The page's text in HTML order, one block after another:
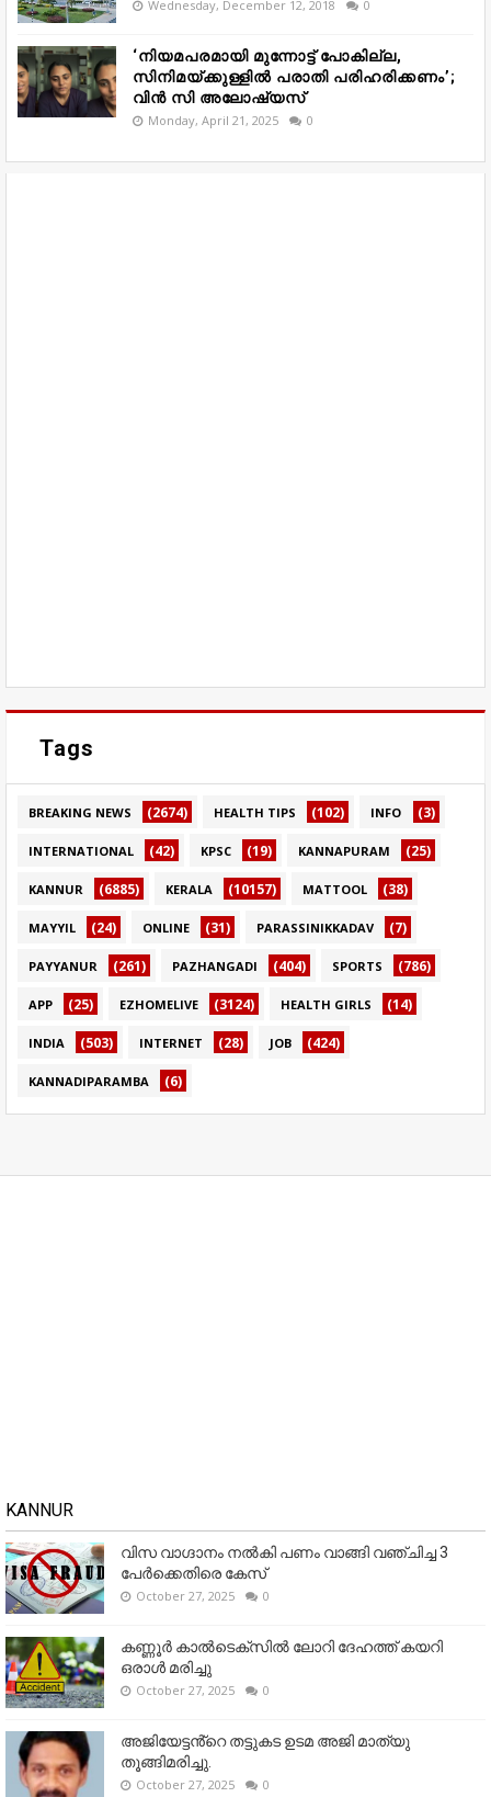
Wednesday, December 12, 2018 0
‘നിയമപരമായി മുന്നോട്ട് പോകില്ല,
സിനിമയ്ക്കുള്ളിൽ പരാതി പരിഹരിക്കണം’;
വിൻ സി അലോഷ്യസ്
Monday, April 21, 2025 0
Tags
BREAKING NEWS (2674) HEALTH TIPS (102) INFO (3)
INTERNATIONAL (42) KPSC (19) KANNAPURAM (25)
KANNUR (6885) KERALA (10157) MATTOOL (38)
MAYYIL (24) ONLINE (31) PARASSINIKKADAV (7)
PAYYANUR (261) PAZHANGADI (404) SPORTS (786)
APP (25) EZHOMELIVE (3124) HEALTH GIRLS (14)
INDIA (503) INTERNET (28) JOB (424)
KANNADIPARAMBA (6)
KANNUR
വിസ വാഗ്ദാനം നൽകി പണം വാങ്ങി വഞ്ചിച്ച 3
പേർക്കെതിരെ കേസ്
October 27, 2025 0
കണ്ണൂര്‍ കാല്‍ടെക്‌സില്‍ ലോറി ദേഹത്ത് കയറി
ഒരാള്‍ മരിച്ചു
October 27, 2025 0
അജിയേട്ടൻ്റെ തട്ടുകട ഉടമ അജി മാത്യു
തൂങ്ങിമരിച്ചു.
October 27, 2025 0